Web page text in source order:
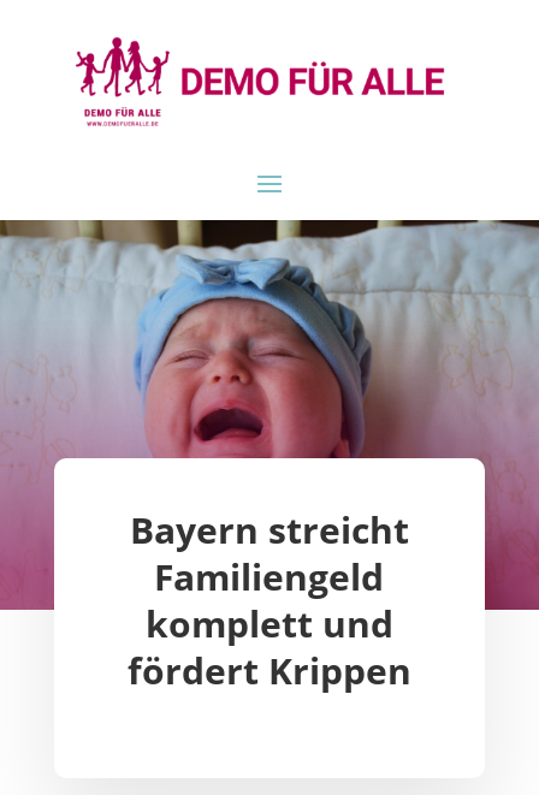
Bayern streicht
Familiengeld
komplett und
fördert Krippen